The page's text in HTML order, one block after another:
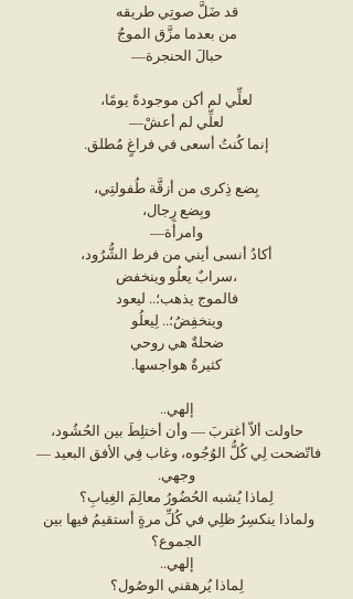
قد ضَلَّ صوتِي طريقه
من بعدما مزَّق الموجُ
حبالَ الحنجرة—
لعلِّي لم أكن موجودةً يومًا،
لعلِّي لم أعشْ—
إنما كُنتُ أسعى في فراغٍ مُطلق.
بِضع ذِكرى من أزقَّة طُفولتِي،
وبِضع رِجال،
وامرأَة—
أكادُ أنسى أيني من فرط الشُّرُود،
،سرابٌ يعلُو وينخفض
فالموج يذهب؛.. ليعود
وينخفِضُ؛.. لِيعلُو
ضحلةٌ هي روحي
كثيرةٌ هواجسها.
إلهي..
حاولت ألاّ أغتربَ — وأن أختلِطَ بين الحُشُود،
فاتّضحت لِي كُلُّ الوُجُوه، وغاب فِي الأفق البعيد —
وجهي.
لِماذا يُشبه الحُضُورُ معالِمَ الغِيابِ؟
ولماذا ينكسِرُ ظلِي في كُلِّ مرةٍ أستقيمُ فيها بين
الجموع؟
إلهي..
لِماذا يُرهقني الوصُول؟